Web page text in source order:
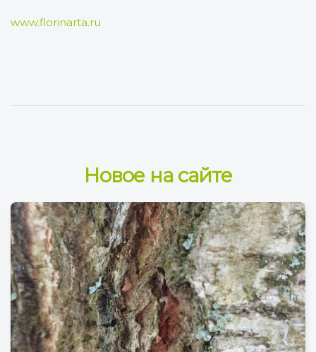
www.florinarta.ru
Новое на сайте